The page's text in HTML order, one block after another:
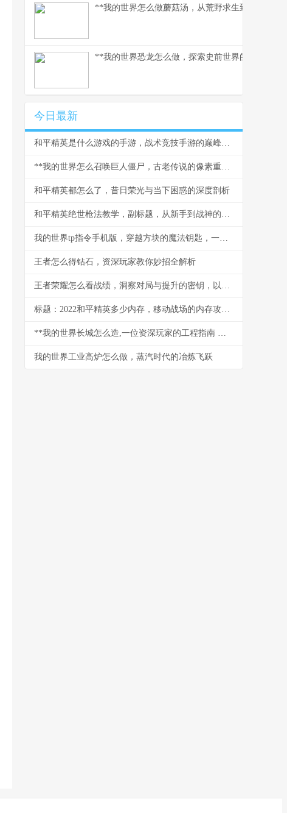
**我的世界怎么做蘑菇汤，从荒野求生到精致烹饪
**我的世界恐龙怎么做，探索史前世界的模组之旅
今日最新
和平精英是什么游戏的手游，战术竞技手游的巅峰之作
**我的世界怎么召唤巨人僵尸，古老传说的像素重现**
和平精英都怎么了，昔日荣光与当下困惑的深度剖析
和平精英绝世枪法教学，副标题，从新手到战神的精准之道
我的世界tp指令手机版，穿越方块的魔法钥匙，一段关于空间与创造的奇幻之旅
王者怎么得钻石，资深玩家教你妙招全解析
王者荣耀怎么看战绩，洞察对局与提升的密钥，以数据为镜照见成长之路
标题：2022和平精英多少内存，移动战场的内存攻防战
**我的世界长城怎么造,一位资深玩家的工程指南 副标题,从规划到竣工的完整心得**
我的世界工业高炉怎么做，蒸汽时代的冶炼飞跃